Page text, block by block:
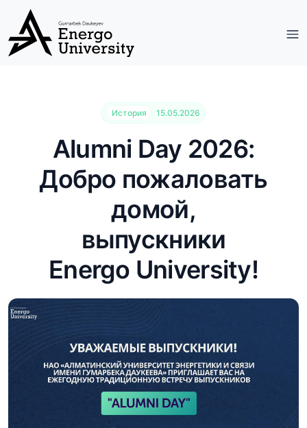
История 15.05.2026
Alumni Day 2026:
Добро пожаловать
домой,
выпускники
Energo University!